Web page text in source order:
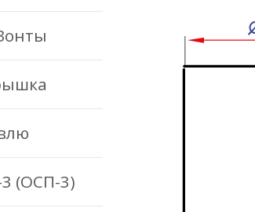
(ОСП-3)